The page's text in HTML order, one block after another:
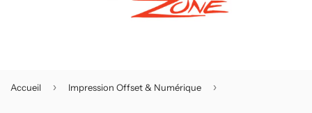
Accueil › Impression Offset & Numérique ›